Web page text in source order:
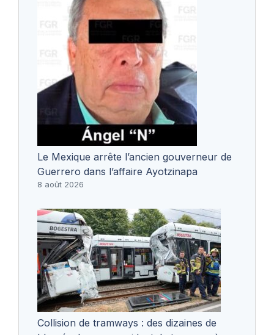
Le Mexique arrête l’ancien gouverneur de
Guerrero dans l’affaire Ayotzinapa
8 août 2026
Collision de tramways : des dizaines de